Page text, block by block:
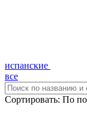
испанские
все
Сортировать: По